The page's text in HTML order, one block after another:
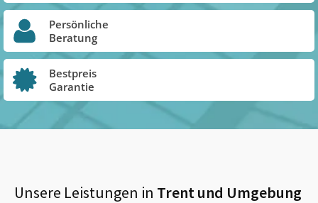
Persönliche
Beratung
Bestpreis
Garantie
Unsere Leistungen in Trentund Umgebung